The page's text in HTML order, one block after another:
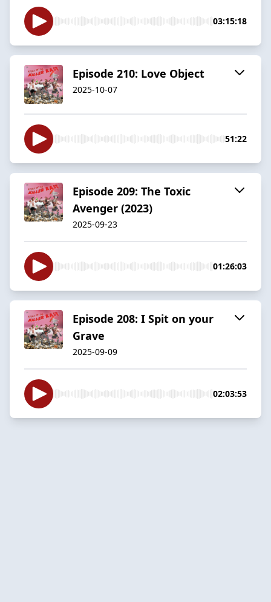
03:15:18
Episode 210: Love Object
2025-10-07
51:22
Episode 209: The Toxic
Avenger (2023)
2025-09-23
01:26:03
Episode 208: I Spit on your
Grave
2025-09-09
02:03:53